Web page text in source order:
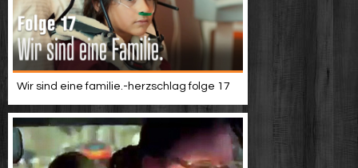
Wir sind eine familie.-herzschlag folge 17